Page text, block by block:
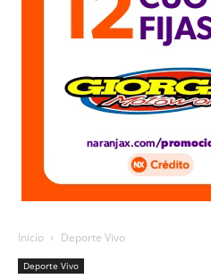
Inicio Deporte Vivo
Deporte Vivo